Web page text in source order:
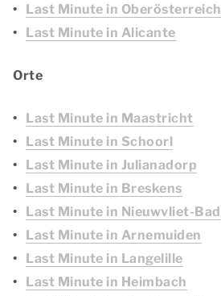
Last Minute in Oberösterreich
Last Minute in Alicante
Orte
Last Minute in Maastricht
Last Minute in Schoorl
Last Minute in Julianadorp
Last Minute in Breskens
Last Minute in Nieuwvliet-Bad
Last Minute in Arnemuiden
Last Minute in Langelille
Last Minute in Heimbach